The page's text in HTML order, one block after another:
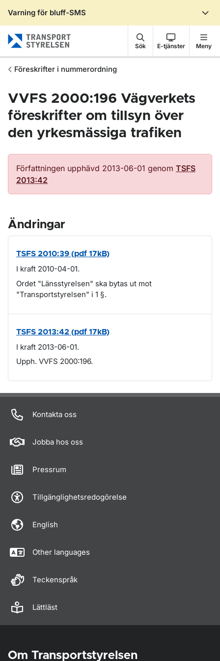
Varning för bluff-SMS
Sök E-tjänster Meny
Föreskrifter i nummerordning
VVFS 2000:196 Vägverkets
föreskrifter om tillsyn över
den yrkesmässiga trafiken
Författningen upphävd 2013-06-01 genom TSFS
2013:42
Ändringar
TSFS 2010:39 (pdf 17kB)
I kraft 2010-04-01.
Ordet "Länsstyrelsen" ska bytas ut mot
"Transportstyrelsen" i 1 §.
TSFS 2013:42 (pdf 17kB)
I kraft 2013-06-01.
Upph. VVFS 2000:196.
Om sidan
Kontakta oss
Jobba hos oss
Pressrum
Tillgänglighetsredogörelse
English
Other languages
Teckenspråk
Lättläst
Om Transportstyrelsen